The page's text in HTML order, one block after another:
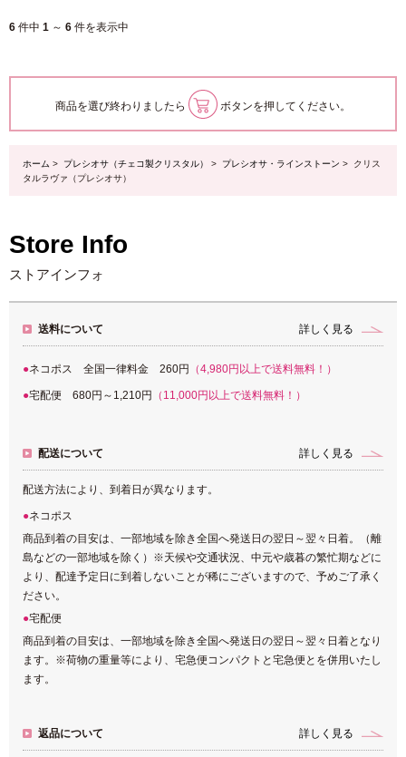
6 件中 1 ～ 6 件を表示中
商品を選び終わりましたら ボタンを押してください。
ホーム > プレシオサ（チェコ製クリスタル） > プレシオサ・ラインストーン > クリス
タルラヴァ（プレシオサ）
Store Info
ストアインフォ
送料について 詳しく見る
ネコポス 全国一律料金 260円 （4,980円以上で送料無料！）
宅配便 680円～1,210円 （11,000円以上で送料無料！）
配送について 詳しく見る
配送方法により、到着日が異なります。
ネコポス
商品到着の目安は、一部地域を除き全国へ発送日の翌日～翌々日着。（離
島などの一部地域を除く）※天候や交通状況、中元や歳暮の繁忙期などに
より、配達予定日に到着しないことが稀にございますので、予めご了承く
ださい。
宅配便
商品到着の目安は、一部地域を除き全国へ発送日の翌日～翌々日着となり
ます。※荷物の重量等により、宅急便コンパクトと宅急便とを併用いたし
ます。
返品について 詳しく見る